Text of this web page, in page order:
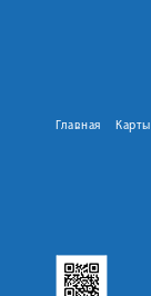
Главная Карты